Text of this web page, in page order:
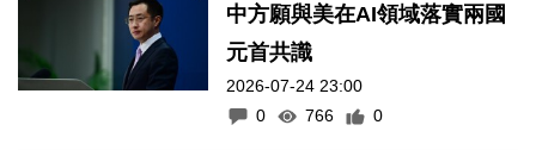
中方願與美在AI領域落實兩國
元首共識
2026-07-24 23:00
0
766 0